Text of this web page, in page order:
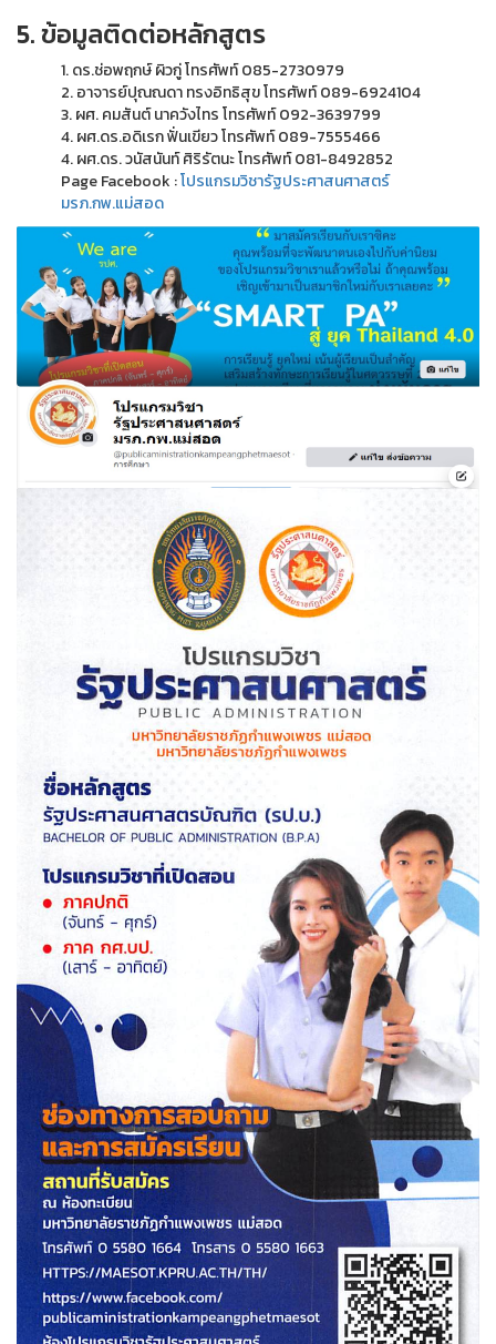
5. ข้อมูลติดต่อหลักสูตร
1. ดร.ช่อพฤกษ์ ผิวกู่ โทรศัพท์ 085-2730979
2. อาจารย์ปุณณดา ทรงอิทธิสุข โทรศัพท์ 089-6924104
3. ผศ. คมสันต์ นาควังไทร โทรศัพท์ 092-3639799
4. ผศ.ดร.อดิเรก ฟั่นเขียว โทรศัพท์ 089-7555466
4. ผศ.ดร. วนัสนันท์ ศิริรัตนะ โทรศัพท์ 081-8492852
Page Facebook :โปรแกรมวิชารัฐประศาสนศาสตร์
มรภ.กพ.แม่สอด